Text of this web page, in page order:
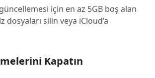
için en az 5GB boş alan
dosyaları silin veya iCloud’a
Kapatın